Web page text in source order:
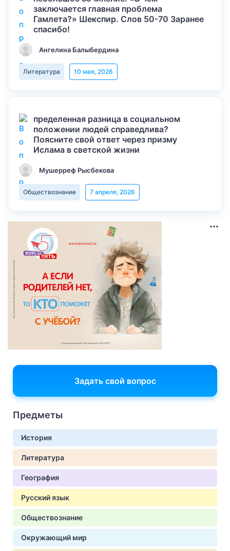
заключается главная проблема
Гамлета?» Шекспир. Слов 50-70 Заранее
спасибо!
Ангелина Балыбердина
Литература 10 мая, 2026
пределенная разница в социальном
положении людей справедлива?
Поясните свой ответ через призму
Ислама в светской жизни
Мушерреф Рысбекова
Обществознание 7 апреля, 2026
Задать свой вопрос
Предметы
История
Литература
География
Русский язык
Обществознание
Окружающий мир